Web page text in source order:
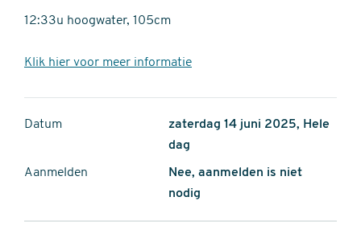
12:33u hoogwater, 105cm
Klik hier voor meer informatie
Datum
zaterdag 14 juni 2025, Hele
dag
Aanmelden
Nee, aanmelden is niet
nodig